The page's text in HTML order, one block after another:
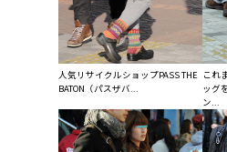
人気リサイクルショップPASS THE
BATON（パスザバ...
これ
ッグ
ン...